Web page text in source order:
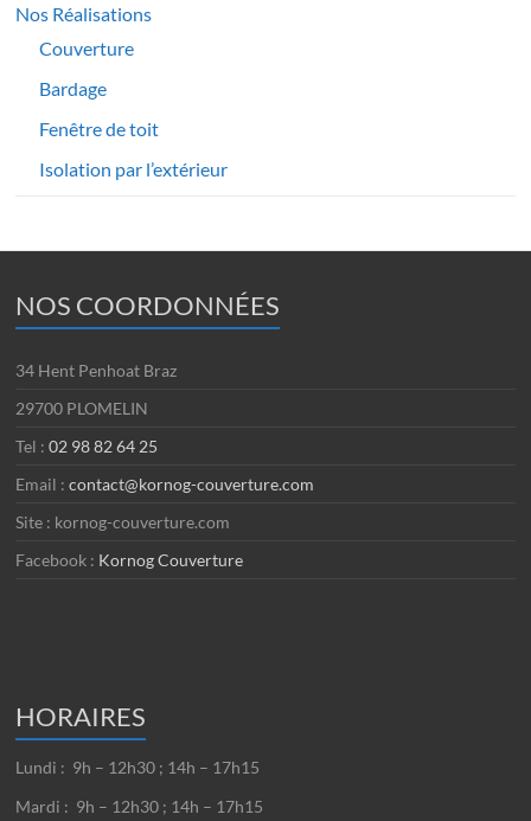
Nos Réalisations
Couverture
Bardage
Fenêtre de toit
Isolation par l’extérieur
NOS COORDONNÉES
34 Hent Penhoat Braz
29700 PLOMELIN
Tel :02 98 82 64 25
Email :contact@kornog-couverture.com
Site : kornog-couverture.com
Facebook : Kornog Couverture
HORAIRES
Lundi : 9h – 12h30 ; 14h – 17h15
Mardi : 9h – 12h30 ; 14h – 17h15